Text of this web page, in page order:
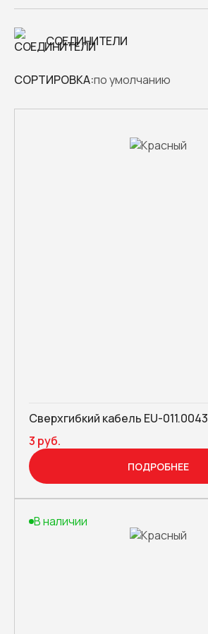
СОЕДИНИТЕЛИ
СОРТИРОВКА:
Сверхгибкий кабель EU-011.0043
3 руб.
ПОДРОБНЕЕ
В наличии